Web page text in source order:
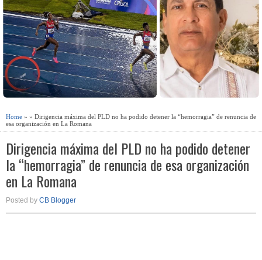
n
Home » » Dirigencia máxima del PLD no ha podido detener la “hemorragia” de renuncia de
esa organización en La Romana
Dirigencia máxima del PLD no ha podido detener
la “hemorragia” de renuncia de esa organización
en La Romana
Posted by CB Blogger